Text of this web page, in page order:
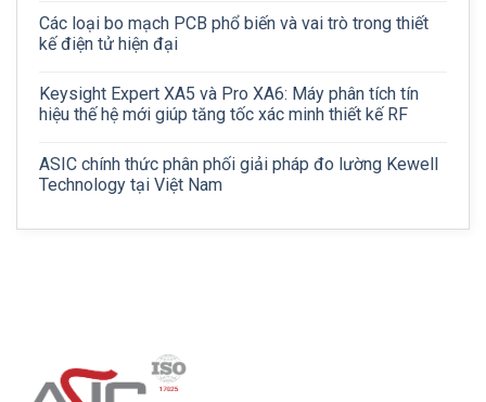
Các loại bo mạch PCB phổ biến và vai trò trong thiết
kế điện tử hiện đại
Keysight Expert XA5 và Pro XA6: Máy phân tích tín
hiệu thế hệ mới giúp tăng tốc xác minh thiết kế RF
ASIC chính thức phân phối giải pháp đo lường Kewell
Technology tại Việt Nam